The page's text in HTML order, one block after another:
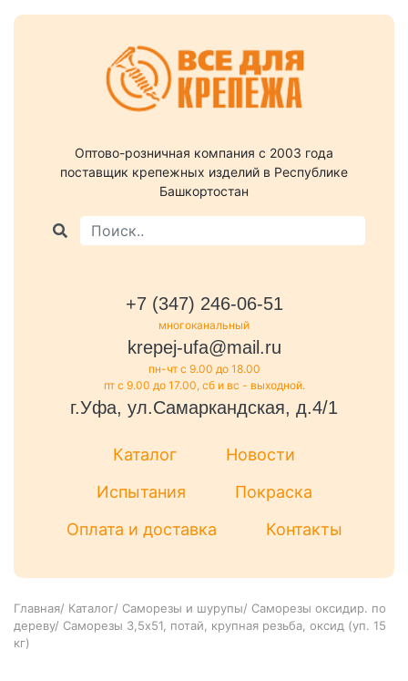
Оптово-розничная компания c 2003 года
поставщик крепежных изделий в Республике
Башкортостан
+7 (347) 246-06-51
многоканальный
krepej-ufa@mail.ru
пн-чт с 9.00 до 18.00
пт с 9.00 до 17.00, сб и вс - выходной.
г.Уфа, ул.Самаркандская, д.4/1
Каталог
Новости
Испытания
Покраска
Оплата и доставка
Контакты
Главная/ Каталог/ Саморезы и шурупы/ Саморезы оксидир. по
дереву/ Саморезы 3,5x51, потай, крупная резьба, оксид (уп. 15
кг)